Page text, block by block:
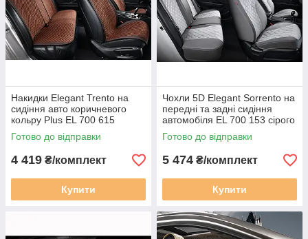
Накидки Elegant Trento на
сидіння авто коричневого
кольру Plus EL 700 615
Готово до відправки
4 419 ₴/комплект
Купити
Чохли 5D Elegant Sorrento на
передні та задні сидіння
автомобіля EL 700 153 сірого
кольору
Готово до відправки
5 474 ₴/комплект
Купити